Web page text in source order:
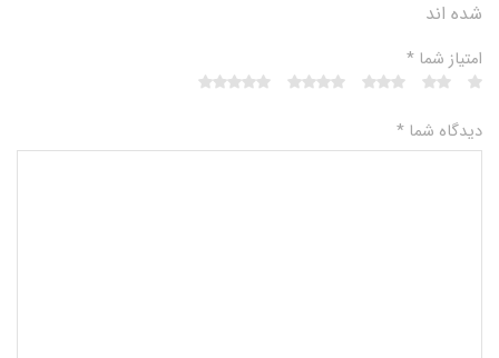
شده اند
امتیاز شما *
دیدگاه شما *